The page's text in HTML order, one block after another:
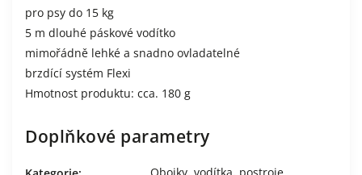
pro psy do 15 kg
5 m dlouhé páskové vodítko
mimořádně lehké a snadno ovladatelné
brzdící systém Flexi
Hmotnost produktu: cca. 180 g
Doplňkové parametry